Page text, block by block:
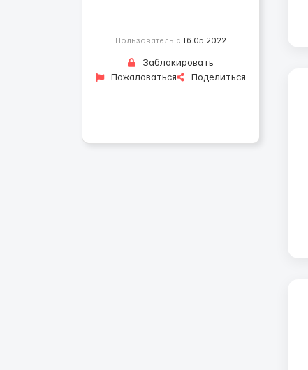
Пользователь с 16.05.2022
Заблокировать
Пожаловаться
Поделиться